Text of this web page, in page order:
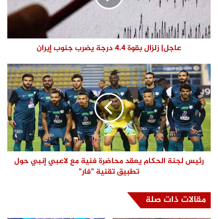
عاجل| زلزال بقوة 4.4 درجة يضرب جنوب إيران
رئيس لجنة الحكام يعقد محاضرة فنية مع لاعبي إنبي حول
تطبيق تقنية "فار"
مقالات ذات صلة